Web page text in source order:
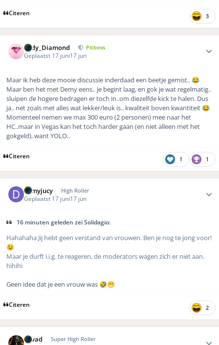
Citeren 3
Lady_Diamond Pitboss
Geplaatst 17 juni17 jun
Maar ik heb deze mooie discussie inderdaad een beetje gemist.. 😂
Maar ben het met Demy eens.. je begint laag, en gok je wat regelmatig..
sluipen de hogere bedragen er toch in..om diezelfde kick te halen. Dus
ja.. net zoals met alles wat lekker/leuk is.. kwaliteit boven kwantiteit 😂
Momenteel nemen we max 300 euro (2 personen) mee naar het
HC..maar in Vegas kan het toch harder gaan (en niet alleen met het
gokgeld), want YOLO..
Citeren 1 1
demyjucy High Roller
Geplaatst 17 juni17 jun
16 minuten geleden zei Solidagio:
Hahahaha Jij hebt geen verstand van vrouwen. Ben je nog te jong voor!
😉
Maar je durft i.i.g. te reageren, de moderators wagen zich er niet aan.
hihihi
Geen idee dat je een vrouw was 🤣😁
Citeren 2
devad Super High Roller